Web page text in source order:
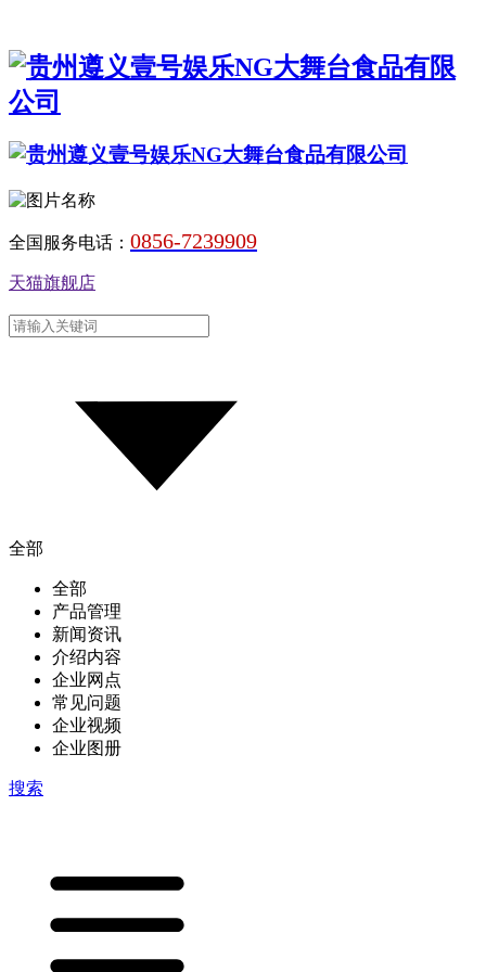
全国服务电话： 0856-7239909
天猫旗舰店
全部
全部
产品管理
新闻资讯
介绍内容
企业网点
常见问题
企业视频
企业图册
搜索